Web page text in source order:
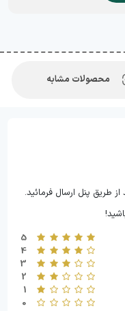
محصولات مشابه
طریق پنل ارسال فرمائید.
5
4
3
2
1
0